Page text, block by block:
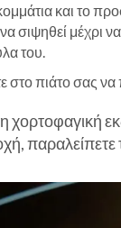
και το
σιψηθεί μέχρι
του.
στο πιάτο σας να
χορτοφαγική
παραλείπετε